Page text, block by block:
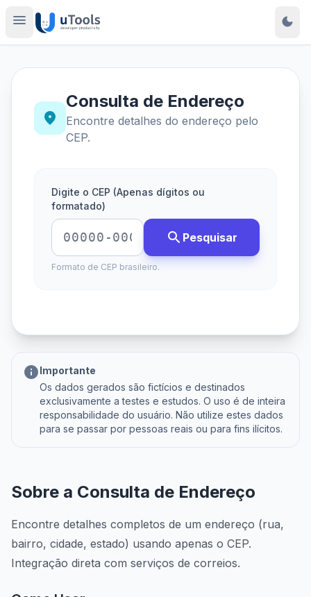
menu dark_mode
place
Consulta de Endereço
Encontre detalhes do endereço pelo
CEP.
Digite o CEP (Apenas dígitos ou
formatado)
search Pesquisar
Formato de CEP brasileiro.
infoImportante
Os dados gerados são fictícios e destinados
exclusivamente a testes e estudos. O uso é de inteira
responsabilidade do usuário. Não utilize estes dados
para se passar por pessoas reais ou para fins ilícitos.
Sobre a Consulta de Endereço
Encontre detalhes completos de um endereço (rua,
bairro, cidade, estado) usando apenas o CEP.
Integração direta com serviços de correios.